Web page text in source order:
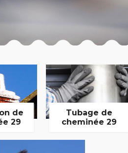
de
29
Tubage de
cheminée 29